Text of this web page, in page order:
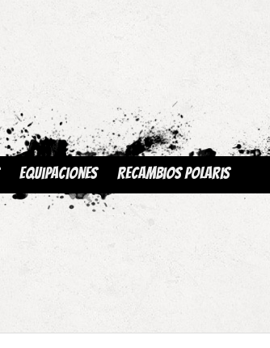
Equipaciones Recambios Polaris